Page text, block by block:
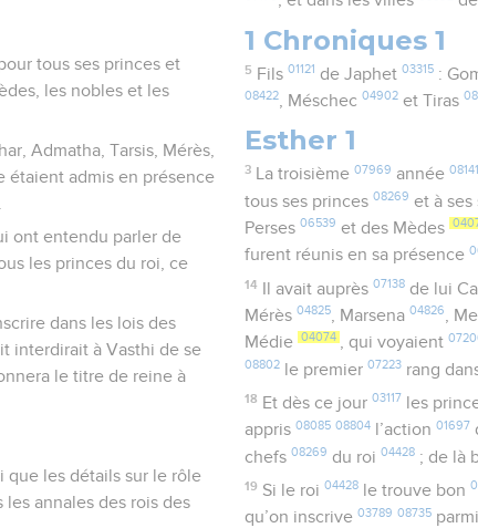
tous ses princes et
les nobles et les
Admatha, Tarsis, Mérès,
étaient admis en présence
ont entendu parler de
les princes du roi, ce
dans les lois des
interdirait à Vasthi de se
le titre de reine à
que les détails sur le rôle
les annales des rois des
1 Chroniques 1
5 Fils 01121 de Japhet 03315:
08422, Méschec04902 et Tiras
Esther 1
3 La troisième 07969 année 08141
tous ses princes08269 et à
Perses06539 et des Mèdes
furent réunis en sa présence
14 Il avait auprès 07138de lui
Mérès04825, Marsena04826,
Médie 04074 , qui voyaient
08802 le premier07223 rang
18 Et dès ce jour 03117 les
appris08085 08804 l’action01697
chefs08269 du roi04428 ; de là
19 Si le roi 04428le trouve bon
qu’on inscrive03789 08735